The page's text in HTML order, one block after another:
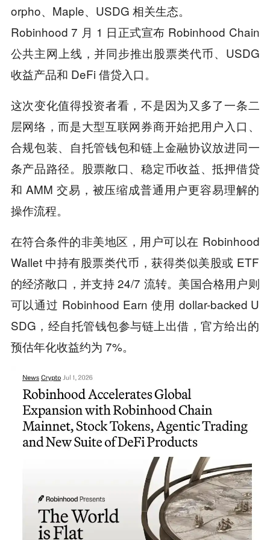
orpho、Maple、USDG 相关生态。
Robinhood 7 月 1 日正式宣布 Robinhood Chain
公共主网上线，并同步推出股票类代币、USDG
收益产品和 DeFi 借贷入口。
这次变化值得投资者看，不是因为又多了一条二
层网络，而是大型互联网券商开始把用户入口、
合规包装、自托管钱包和链上金融协议放进同一
条产品路径。股票敞口、稳定币收益、抵押借贷
和 AMM 交易，被压缩成普通用户更容易理解的
操作流程。
在符合条件的非美地区，用户可以在 Robinhood
Wallet 中持有股票类代币，获得类似美股或 ETF
的经济敞口，并支持 24/7 流转。美国合格用户则
可以通过 Robinhood Earn 使用 dollar-backed U
SDG，经自托管钱包参与链上出借，官方给出的
预估年化收益约为 7%。